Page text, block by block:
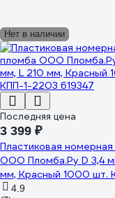
Нет в наличии
Последняя цена
3 399 ₽
Пластиковая
ООО Пломба.Ру D 3,4
мм, Красный 1000 шт.
2203 619347
4.9